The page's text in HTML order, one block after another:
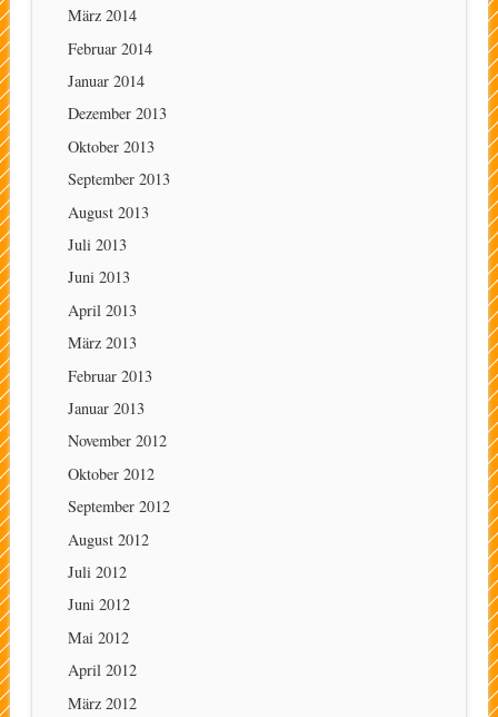
März 2014
Februar 2014
Januar 2014
Dezember 2013
Oktober 2013
September 2013
August 2013
Juli 2013
Juni 2013
April 2013
März 2013
Februar 2013
Januar 2013
November 2012
Oktober 2012
September 2012
August 2012
Juli 2012
Juni 2012
Mai 2012
April 2012
März 2012